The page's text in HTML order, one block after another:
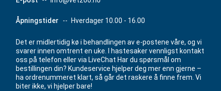
Åpningstider -- Hverdager 10.00 - 16.00
Det er midlertidig kø i behandlingen av e-postene våre, og vi
svarer innen omtrent en uke. I hastesaker vennligst kontakt
oss på telefon eller via LiveChat Har du spørsmål om
bestillingen din? Kundeservice hjelper deg mer enn gjerne –
ha ordrenummeret klart, så går det raskere å finne frem. Vi
biter ikke, vi hjelper bare!